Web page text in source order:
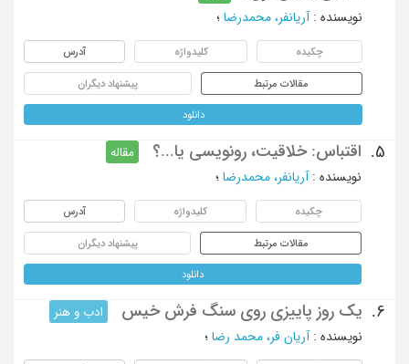
نویسنده : آریانفر، محمدرضا ؛
چکیده کلیدواژه آدرس
مقالات مرتبط پیشنهاد دیگران
دانلود
5. اقتباس: خلاقیت، رونویسی یا...؟
مقاله
نویسنده : آریانفر، محمدرضا ؛
چکیده کلیدواژه آدرس
مقالات مرتبط پیشنهاد دیگران
دانلود
6. یک روز پاییزی روی سنگ فرش خیس
ادب و هنر
نویسنده : آریان فر، محمد رضا ؛